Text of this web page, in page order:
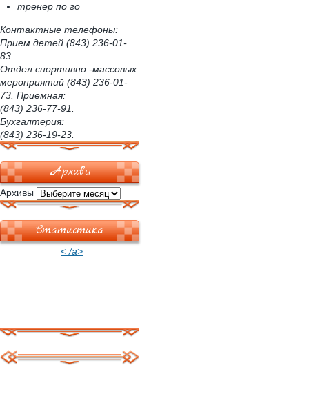
тренер по го
Контактные телефоны:
Прием детей (843) 236-01-
83.
Отдел спортивно -массовых
мероприятий (843) 236-01-
73. Приемная:
(843) 236-77-91.
Бухгалтерия:
(843) 236-19-23.
Архивы
Архивы
Статистика
< /a>